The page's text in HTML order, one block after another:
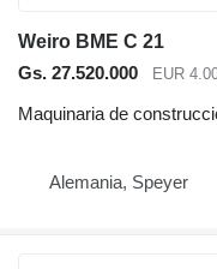
Weiro BME C 21
Gs. 27.520.000
EUR
Maquinaria de
Alemania, Speyer